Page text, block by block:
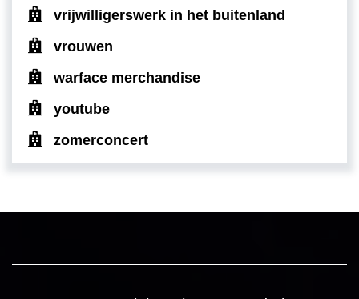
vrijwilligerswerk in het buitenland
vrouwen
warface merchandise
youtube
zomerconcert